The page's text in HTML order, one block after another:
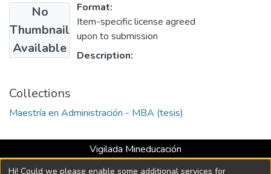
No
Thumbnail
Available
Format:
Item-specific license agreed
upon to submission
Description:
Collections
Maestría en Administración - MBA (tesis)
Vigilada Mineducación
Universidad con Acreditación Institucional hasta 2026 -
Hi! Could we please enable some additional services for